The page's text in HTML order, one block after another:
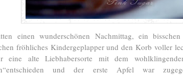
einen wunderschönen Nachmittag, ein
fröhliches Kindergeplapper und den Korb voller
eine alte Liebhabersorte mit dem
und der erste Apfel war